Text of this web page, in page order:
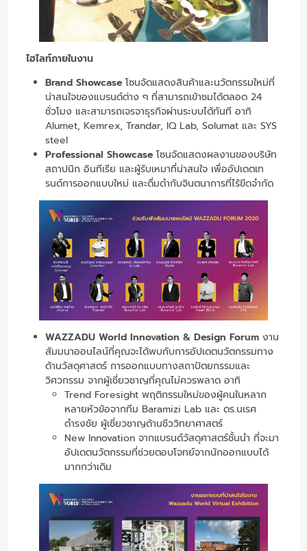
ไฮไลท์ภายในงาน
Brand Showcase โซนจัดแสดงสินค้าและนวัตกรรมใหม่ที่
น่าสนใจของแบรนด์ต่าง ๆ ที่สามารถเข้าชมได้ตลอด 24
ชั่วโมง และสามารถเจรจาธุรกิจผ่านระบบได้ทันที อาทิ
Alumet, Kemrex, Trandar, IQ Lab, Solumat และ SYS
steel
Professional Showcase โซนจัดแสดงผลงานของบริษัท
สถาปนิก อินทีเรีย และผู้รับเหมาที่น่าสนใจ เพื่ออัปเดตเท
รนด์การออกแบบใหม่ และดื่มดำกับจินตนาการที่ไร้ขีดจำกัด
WAZZADU World Innovation & Design Forum งาน
สัมมนาออนไลน์ที่คุณจะได้พบกับการอัปเดตนวัตกรรมทาง
ด้านวัสดุศาสตร์ การออกแบบทางสถาปัตยกรรมและ
วิศวกรรม จากผู้เชี่ยวชาญที่คุณไม่ควรพลาด อาทิ
Trend Foresight พฤติกรรมใหม่ของผู้คนในหลาก
หลายหัวข้อจากทีม Baramizi Lab และ ดร.นเรศ
ดำรงชัย ผู้เชี่ยวชาญด้านชีววิทยาศาสตร์
New Innovation จากแบรนด์วัสดุศาสตร์ชั้นนำ ที่จะมา
อัปเดตนวัตกรรมที่ช่วยตอบโจทย์จากนักออกแบบได้
มากกว่าเดิม